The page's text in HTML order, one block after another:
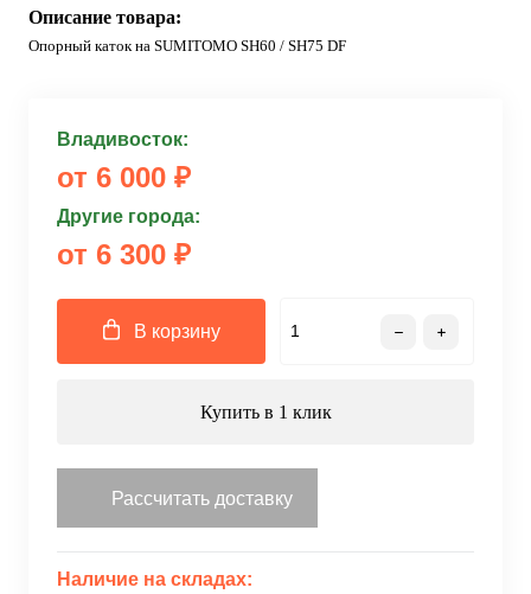
Описание товара:
Опорный каток на SUMITOMO SH60 / SH75 DF
Владивосток:
от 6 000 ₽
Другие города:
от 6 300 ₽
В корзину
Купить в 1 клик
Рассчитать доставку
Наличие на складах: